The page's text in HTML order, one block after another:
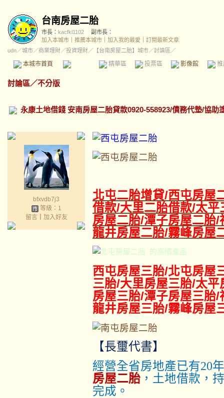
台南房屋二胎
市長： kacfkl1102
副市長：
加入本城市
推薦本城市 加入我的最愛
訂閱最新文章
udn／城市／商業理財／投資理財／ 【台南房屋二胎】城市／討論區／
本城市首頁 精華區 投票區 影像館
討論區／不分版
永康土地借錢 安南房屋二胎貸款0920-558923/債務代墊/協助
bfxvdb7j3
等級：1
留言｜ 加入好友
北屯二胎增貸/西屯房屋
借款/大里二胎借款/太
房屋二胎/潭子房屋二胎
龍井房屋二胎/霧峰房屋
的高價產品
西屯房屋三胎/北屯房屋
三胎/大里房屋三胎/太平
房屋三胎/潭子房屋三胎/
龍井房屋三胎/霧峰房屋
【長璽代書】
經營全省房地產已有20
房屋二胎 ，土地借款，
完成。